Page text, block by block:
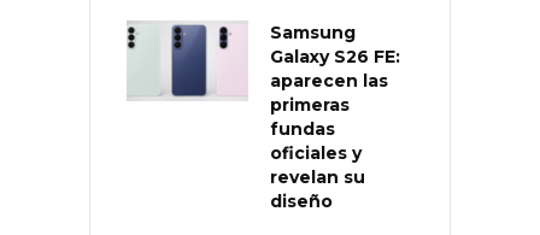
Samsung
Galaxy S26 FE:
aparecen las
primeras
fundas
oficiales y
revelan su
diseño